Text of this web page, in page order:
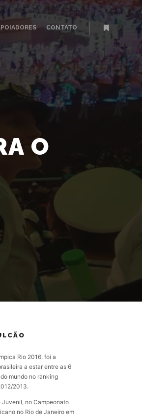
CONTATO
Mais
O
Rio 2016, foi a
a estar entre as 6
mundo no ranking
2013.
Juvenil, no Campeonato
no Rio de Janeiro em